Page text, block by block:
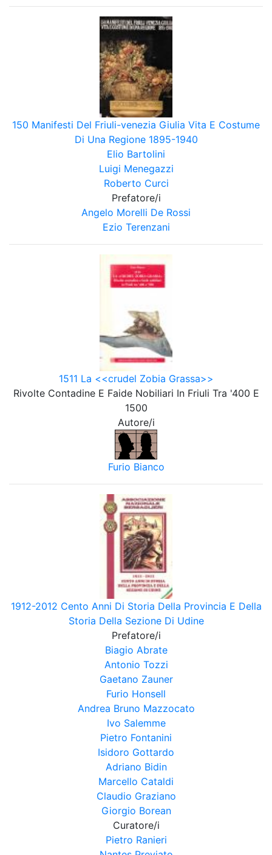
150 Manifesti Del Friuli-venezia Giulia Vita E Costume
Di Una Regione 1895-1940
Elio Bartolini
Luigi Menegazzi
Roberto Curci
Prefatore/i
Angelo Morelli De Rossi
Ezio Terenzani
1511 La <<crudel Zobia Grassa>>
Rivolte Contadine E Faide Nobiliari In Friuli Tra '400 E
1500
Autore/i
Furio Bianco
1912-2012 Cento Anni Di Storia Della Provincia E Della
Storia Della Sezione Di Udine
Prefatore/i
Biagio Abrate
Antonio Tozzi
Gaetano Zauner
Furio Honsell
Andrea Bruno Mazzocato
Ivo Salemme
Pietro Fontanini
Isidoro Gottardo
Adriano Bidin
Marcello Cataldi
Claudio Graziano
Giorgio Borean
Curatore/i
Pietro Ranieri